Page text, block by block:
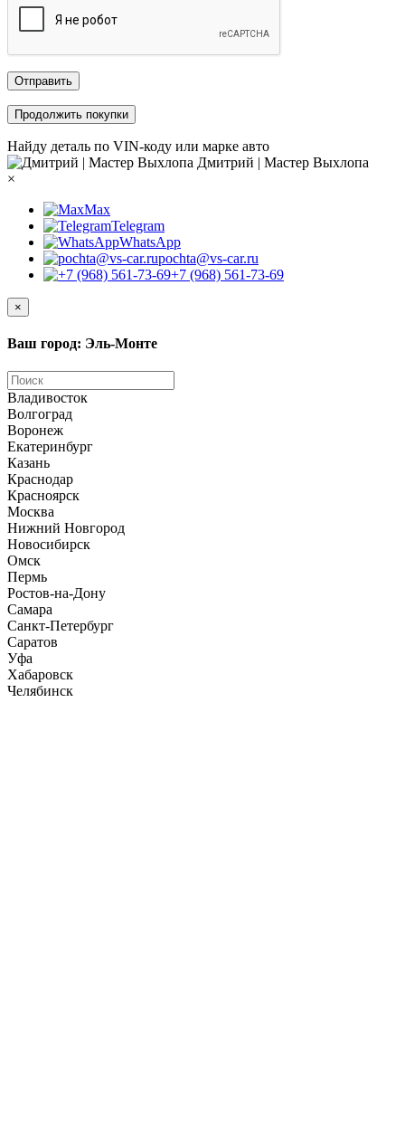
Отправить
Продолжить покупки
Найду деталь по VIN-коду или марке авто
Дмитрий | Мастер Выхлопа
×
Max
Telegram
WhatsApp
pochta@vs-car.ru
+7 (968) 561-73-69
×
Ваш город: Эль-Монте
Владивосток
Волгоград
Воронеж
Екатеринбург
Казань
Краснодар
Красноярск
Москва
Нижний Новгород
Новосибирск
Омск
Пермь
Ростов-на-Дону
Самара
Санкт-Петербург
Саратов
Уфа
Хабаровск
Челябинск